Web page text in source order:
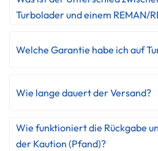
Turbolader und einem REMAN/
Welche Garantie habe ich auf
Wie lange dauert der Versand?
Wie funktioniert die Rückgabe
der Kaution (Pfand)?